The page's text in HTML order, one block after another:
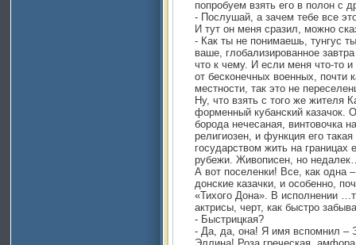
попробуем взять его в полон с
- Послушай, а зачем тебе все
И тут он меня сразил, можно
- Как ты не понимаешь, тунгус
ваше, глобализированное
что к чему. И если меня что-то
от бесконечных военных, почти
местности, так это не
Ну, что взять с того же жителя
форменный кубанский казачок.
борода нечесаная, винтовочка
религиозен, и функция его
государством жить на границах
рубежи. Живописен, но
А вот поселенки! Все, как одна
донские казачки, и особенно,
«Тихого Дона». В исполнении
актрисы, черт, как быстро
- Быстрицкая?
- Да, да, она! Я имя вспомнил –